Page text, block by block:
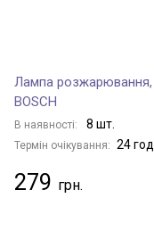
Лампа розжарювання,
BOSCH
В наявності: 8 шт.
Термін очікування: 24
279